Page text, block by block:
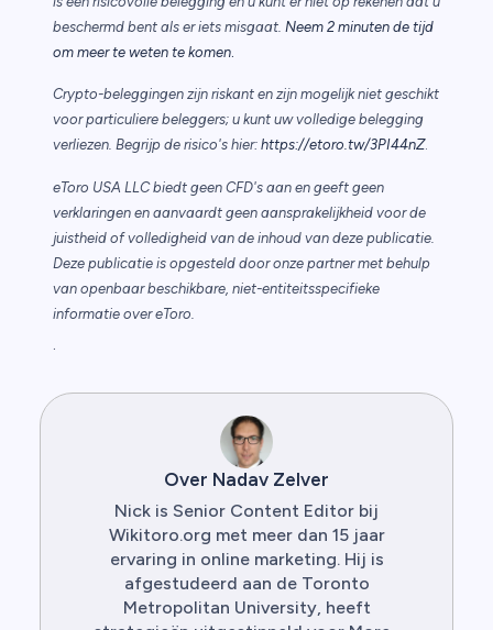
beschermd bent als er iets misgaat. Neem 2 minuten de tijd
om meer te weten te komen.
Crypto-beleggingen zijn riskant en zijn mogelijk niet geschikt
voor particuliere beleggers; u kunt uw volledige belegging
verliezen. Begrijp de risico's hier: https://etoro.tw/3PI44nZ.
eToro USA LLC biedt geen CFD's aan en geeft geen
verklaringen en aanvaardt geen aansprakelijkheid voor de
juistheid of volledigheid van de inhoud van deze publicatie.
Deze publicatie is opgesteld door onze partner met behulp
van openbaar beschikbare, niet-entiteitsspecifieke
informatie over eToro.
.
Over Nadav Zelver
Nick is Senior Content Editor bij
Wikitoro.org met meer dan 15 jaar
ervaring in online marketing. Hij is
afgestudeerd aan de Toronto
Metropolitan University, heeft